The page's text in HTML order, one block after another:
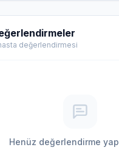
değerlendirmesi
Henüz değerlendirme